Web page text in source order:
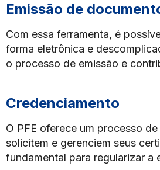
Emissão de
Com essa ferramenta, é
forma eletrônica e
o processo de emissão e
Credenciamento
O PFE oferece um processo
solicitem e gerenciem seus
fundamental para regularizar a